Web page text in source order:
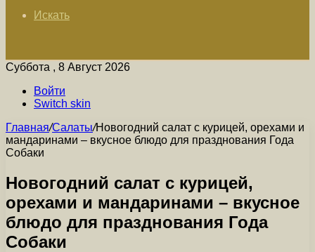
Искать
Суббота , 8 Август 2026
Войти
Switch skin
Главная/Салаты/Новогодний салат с курицей, орехами и
мандаринами – вкусное блюдо для празднования Года
Собаки
Новогодний салат с курицей,
орехами и мандаринами – вкусное
блюдо для празднования Года
Собаки